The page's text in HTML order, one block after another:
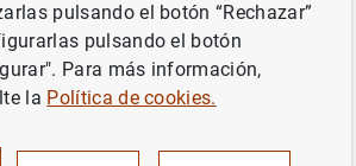
pulsando el botón “Rechazar”
pulsando el botón
Para más información,
la Política de cookies.